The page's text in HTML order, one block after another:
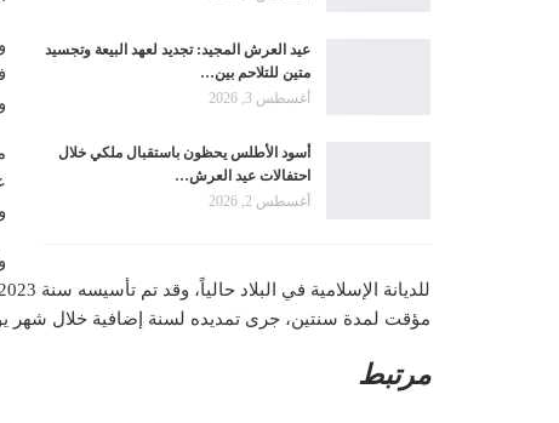
عيد العرش المجيد: تجديد لعهد البيعة وتجسيد
متين للتلاحم بين…
أغسطس 3, 2026
أسود الأطلس يحظون باستقبال ملكي خلال
احتفالات عيد العرش…
أغسطس 2, 2026
مؤقت لمدة سنتين، جرى تمديده لسنة إضافية خلال شهر
مرتبط